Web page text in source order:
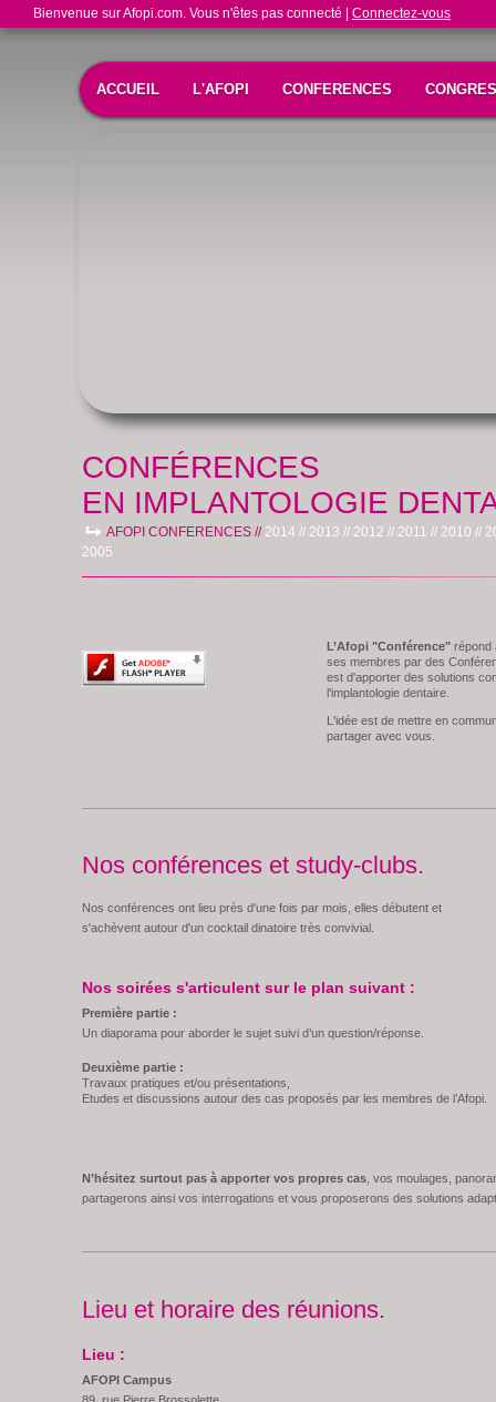
Bienvenue sur Afopi.com. Vous n'êtes pas connecté | Connectez-vous
ACCUEIL L'AFOPI CONFERENCES CONGRES
CONFÉRENCES
EN IMPLANTOLOGIE
AFOPI CONFERENCES // 2014 // 2013 // 2012 // 2011 // 2010 //
2005
L’Afopi "Conférence" répond
ses membres par des
est d'apporter des solutions
l'implantologie dentaire.
L'idée est de mettre en
partager avec vous.
Nos conférences et study-clubs.
Nos conférences ont lieu près d'une fois par mois, elles débutent et
s'achèvent autour d'un cocktail dinatoire très convivial.
Nos soirées s'articulent sur le plan suivant :
Première partie :
Un diaporama pour aborder le sujet suivi d’un question/réponse.
Deuxième partie :
Travaux pratiques et/ou présentations,
Etudes et discussions autour des cas proposés par les membres de l’Afopi.
N’hésitez surtout pas à apporter vos propres cas, vos moulages,
partagerons ainsi vos interrogations et vous proposerons des solutions
Lieu et horaire des réunions.
Lieu :
AFOPI Campus